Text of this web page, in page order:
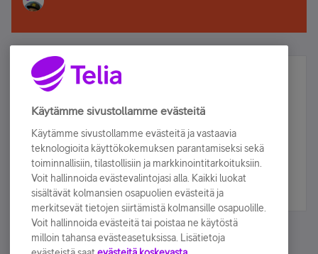
Älä jää paitsi – osallistu ja voita!
Tilaa Telian uutiskirje ja olet mukana arvonnassa.
sähköpostiisi.
Tilaa nyt
Käytämme sivustollamme evästeitä
Käytämme sivustollamme evästeitä ja vastaavia
teknologioita käyttökokemuksen parantamiseksi sekä
toiminnallisiin, tilastollisiin ja markkinointitarkoituksiin.
Voit hallinnoida evästevalintojasi alla. Kaikki luokat
sisältävät kolmansien osapuolien evästeitä ja
merkitsevät tietojen siirtämistä kolmansille osapuolille.
Voit hallinnoida evästeitä tai poistaa ne käytöstä
milloin tahansa evästeasetuksissa. Lisätietoja